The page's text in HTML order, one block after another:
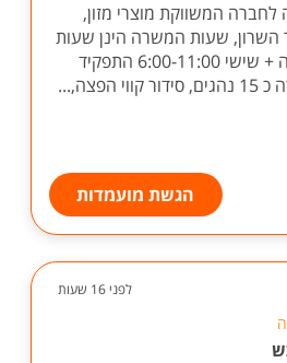
המשווקת מוצרי מזון,
השרון, שעות המשרה הינן שעות
משרה 6:00-14:00 א-ה + שישי 6:00-11:00 התפקיד
הגשת מועמדות
לפני 16 שעות